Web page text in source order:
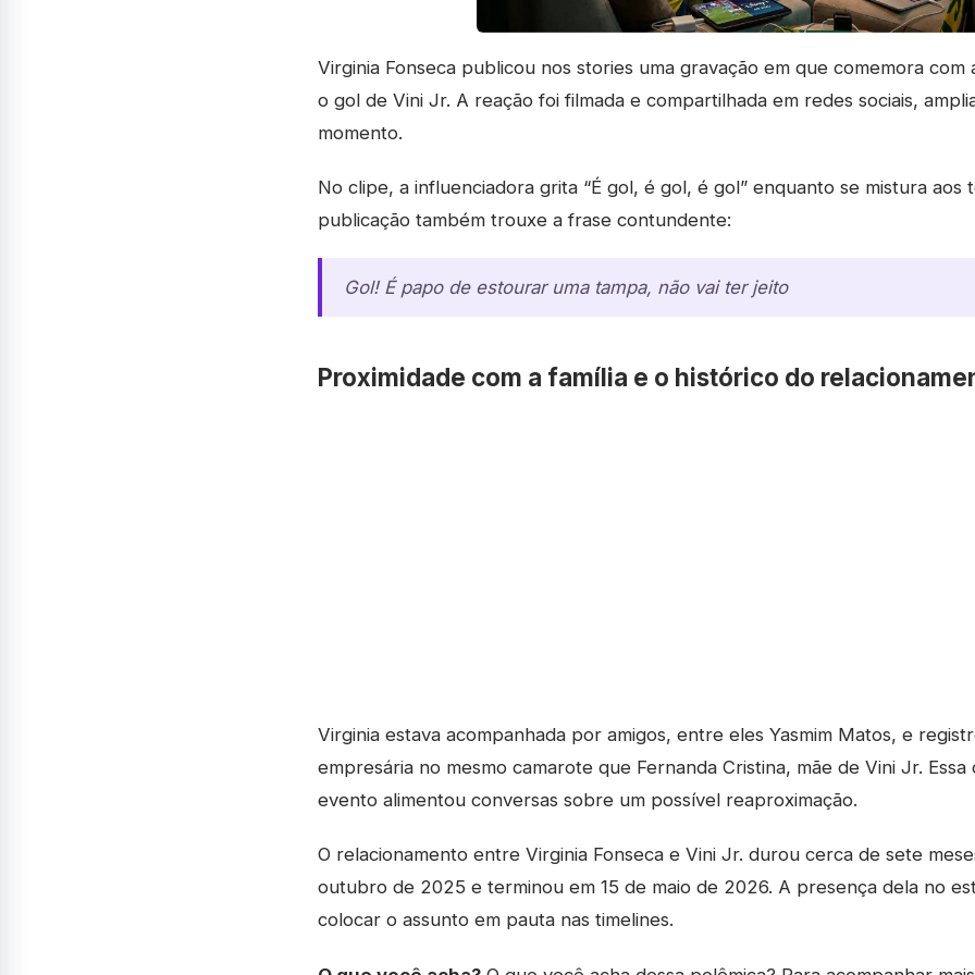
Virginia Fonseca publicou nos stories uma gravação em que comemora com
o gol de Vini Jr. A reação foi filmada e compartilhada em redes sociais,
momento.
No clipe, a influenciadora grita “É gol, é gol, é gol” enquanto se mistura aos
publicação também trouxe a frase contundente:
Gol! É papo de estourar uma tampa, não vai ter jeito
Proximidade com a família e o histórico do
Virginia estava acompanhada por amigos, entre eles Yasmim Matos, e
empresária no mesmo camarote que Fernanda Cristina, mãe de Vini Jr.
evento alimentou conversas sobre um possível reaproximação.
O relacionamento entre Virginia Fonseca e Vini Jr. durou cerca de sete
outubro de 2025 e terminou em 15 de maio de 2026. A presença dela no
colocar o assunto em pauta nas timelines.